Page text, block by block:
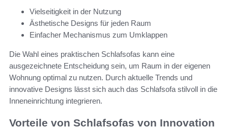
Vielseitigkeit in der Nutzung
Ästhetische Designs für jeden Raum
Einfacher Mechanismus zum Umklappen
Die Wahl eines praktischen Schlafsofas kann eine
ausgezeichnete Entscheidung sein, um Raum in der eigenen
Wohnung optimal zu nutzen. Durch aktuelle Trends und
innovative Designs lässt sich auch das Schlafsofa stilvoll in die
Inneneinrichtung integrieren.
Vorteile von Schlafsofas von Innovation